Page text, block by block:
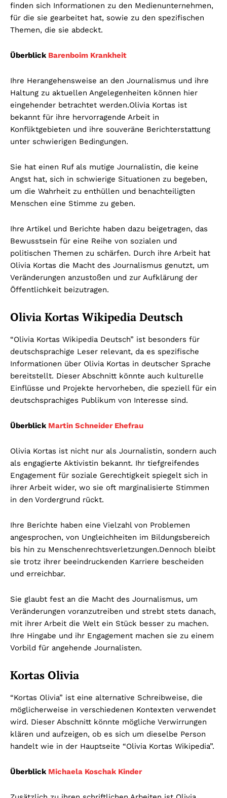
finden sich Informationen zu den Medienunternehmen,
für die sie gearbeitet hat, sowie zu den spezifischen
Themen, die sie abdeckt.
Überblick Barenboim Krankheit
Ihre Herangehensweise an den Journalismus und ihre
Haltung zu aktuellen Angelegenheiten können hier
eingehender betrachtet werden.Olivia Kortas ist
bekannt für ihre hervorragende Arbeit in
Konfliktgebieten und ihre souveräne Berichterstattung
unter schwierigen Bedingungen.
Sie hat einen Ruf als mutige Journalistin, die keine
Angst hat, sich in schwierige Situationen zu begeben,
um die Wahrheit zu enthüllen und benachteiligten
Menschen eine Stimme zu geben.
Ihre Artikel und Berichte haben dazu beigetragen, das
Bewusstsein für eine Reihe von sozialen und
politischen Themen zu schärfen. Durch ihre Arbeit hat
Olivia Kortas die Macht des Journalismus genutzt, um
Veränderungen anzustoßen und zur Aufklärung der
Öffentlichkeit beizutragen.
Olivia Kortas Wikipedia Deutsch
“Olivia Kortas Wikipedia Deutsch” ist besonders für
deutschsprachige Leser relevant, da es spezifische
Informationen über Olivia Kortas in deutscher Sprache
bereitstellt. Dieser Abschnitt könnte auch kulturelle
Einflüsse und Projekte hervorheben, die speziell für ein
deutschsprachiges Publikum von Interesse sind.
Überblick Martin Schneider Ehefrau
Olivia Kortas ist nicht nur als Journalistin, sondern auch
als engagierte Aktivistin bekannt. Ihr tiefgreifendes
Engagement für soziale Gerechtigkeit spiegelt sich in
ihrer Arbeit wider, wo sie oft marginalisierte Stimmen
in den Vordergrund rückt.
Ihre Berichte haben eine Vielzahl von Problemen
angesprochen, von Ungleichheiten im Bildungsbereich
bis hin zu Menschenrechtsverletzungen.Dennoch bleibt
sie trotz ihrer beeindruckenden Karriere bescheiden
und erreichbar.
Sie glaubt fest an die Macht des Journalismus, um
Veränderungen voranzutreiben und strebt stets danach,
mit ihrer Arbeit die Welt ein Stück besser zu machen.
Ihre Hingabe und ihr Engagement machen sie zu einem
Vorbild für angehende Journalisten.
Kortas Olivia
“Kortas Olivia” ist eine alternative Schreibweise, die
möglicherweise in verschiedenen Kontexten verwendet
wird. Dieser Abschnitt könnte mögliche Verwirrungen
klären und aufzeigen, ob es sich um dieselbe Person
handelt wie in der Hauptseite “Olivia Kortas Wikipedia”.
Überblick Michaela Koschak Kinder